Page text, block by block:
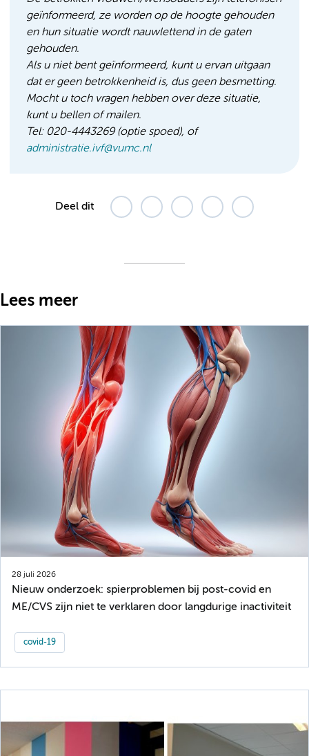
geïnformeerd, ze worden op de hoogte gehouden
en hun situatie wordt nauwlettend in de gaten
gehouden.
Als u niet bent geïnformeerd, kunt u ervan uitgaan
dat er geen betrokkenheid is, dus geen besmetting.
Mocht u toch vragen hebben over deze situatie,
kunt u bellen of mailen.
Tel: 020-4443269 (optie spoed), of
administratie.ivf@vumc.nl
Deel dit
Lees meer
28 juli 2026
Nieuw onderzoek: spierproblemen bij post-covid en
ME/CVS zijn niet te verklaren door langdurige inactiviteit
covid-19